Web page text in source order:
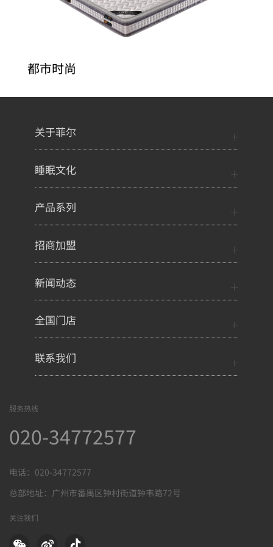
都市时尚
关于菲尔
睡眠文化
产品系列
招商加盟
新闻动态
全国门店
联系我们
服务热线
020-34772577
电话：020-34772577
总部地址：广州市番禺区钟村街道钟韦路72号
关注我们